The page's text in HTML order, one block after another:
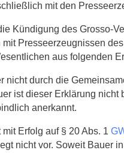
mit den
Kündigung des Grosso-
Presseerzeugnissen
aus folgenden
nicht durch die
ist dieser Erklärung
anerkannt.
Erfolg auf § 20 Abs. 1
nicht vor. Soweit Bauer